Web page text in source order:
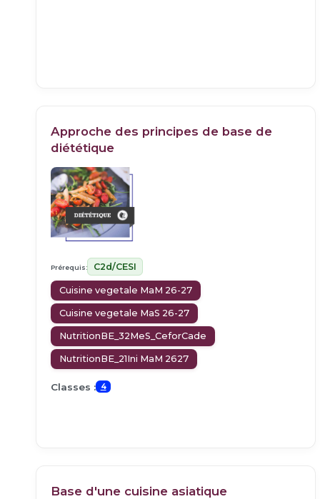
Approche des principes de base de
diététique
Prérequis: C2d/CESI
Cuisine vegetale MaM 26-27
Cuisine vegetale MaS 26-27
NutritionBE_32MeS_CeforCade
NutritionBE_21Ini MaM 2627
Classes : 4
Base d'une cuisine asiatique